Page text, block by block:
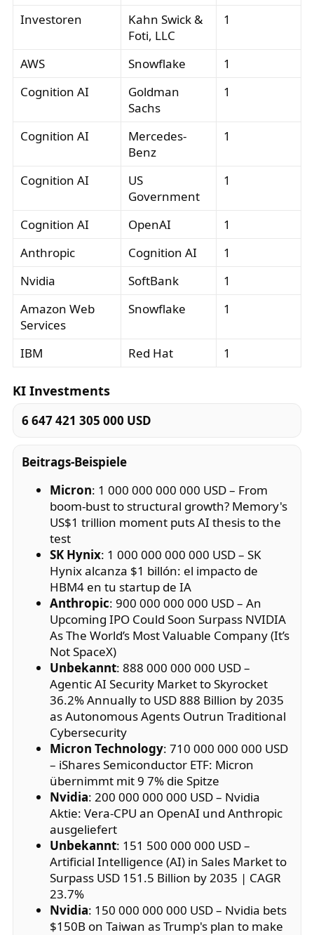
Investoren
Kahn Swick &
Foti, LLC
1
AWS Snowflake
1
Cognition AI
Goldman
Sachs
1
Cognition AI
Mercedes-
Benz
1
Cognition AI
US
Government
1
Cognition AI OpenAI
1
Anthropic
Cognition AI
1
Nvidia
SoftBank
1
Amazon Web
Services
Snowflake 1
IBM Red Hat 1
KI Investments
6 647 421 305 000 USD
Beitrags-Beispiele
Micron: 1 000 000 000 000 USD – From
boom-bust to structural growth? Memory's
US$1 trillion moment puts AI thesis to the
test
SK Hynix: 1 000 000 000 000 USD – SK
Hynix alcanza $1 billón: el impacto de
HBM4 en tu startup de IA
Anthropic: 900 000 000 000 USD – An
Upcoming IPO Could Soon Surpass NVIDIA
As The World’s Most Valuable Company (It’s
Not SpaceX)
Unbekannt: 888 000 000 000 USD –
Agentic AI Security Market to Skyrocket
36.2% Annually to USD 888 Billion by 2035
as Autonomous Agents Outrun Traditional
Cybersecurity
Micron Technology: 710 000 000 000 USD
– iShares Semiconductor ETF: Micron
übernimmt mit 9 7% die Spitze
Nvidia: 200 000 000 000 USD – Nvidia
Aktie: Vera-CPU an OpenAI und Anthropic
ausgeliefert
Unbekannt: 151 500 000 000 USD –
Artificial Intelligence (AI) in Sales Market to
Surpass USD 151.5 Billion by 2035 | CAGR
23.7%
Nvidia: 150 000 000 000 USD – Nvidia bets
$150B on Taiwan as Trump's plan to make